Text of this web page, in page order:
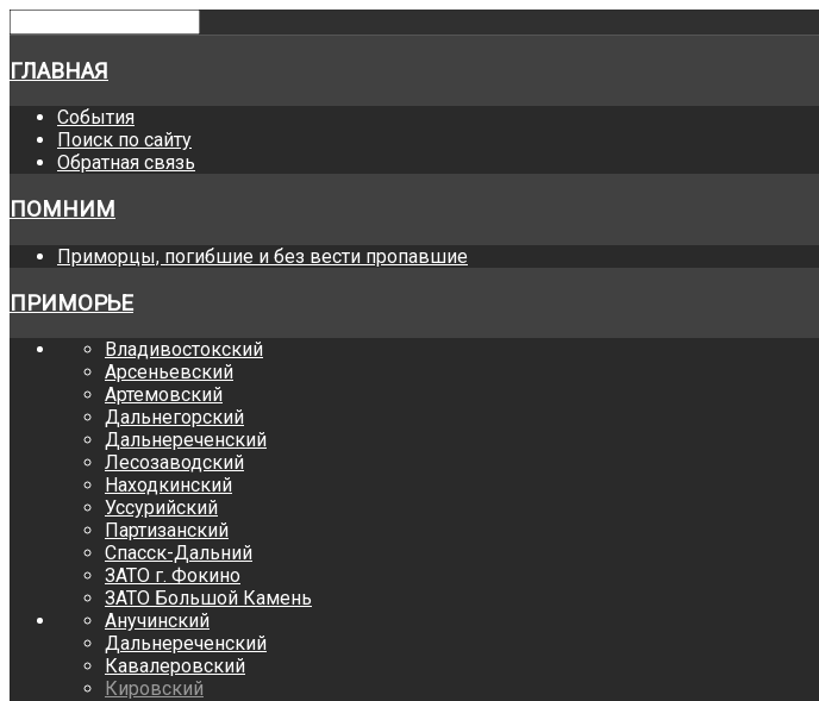
ГЛАВНАЯ
События
Поиск по сайту
Обратная связь
ПОМНИМ
Приморцы, погибшие и без вести пропавшие
ПРИМОРЬЕ
Владивостокский
Арсеньевский
Артемовский
Дальнегорский
Дальнереченский
Лесозаводский
Находкинский
Уссурийский
Партизанский
Спасск-Дальний
ЗАТО г. Фокино
ЗАТО Большой Камень
Анучинский
Дальнереченский
Кавалеровский
Кировский